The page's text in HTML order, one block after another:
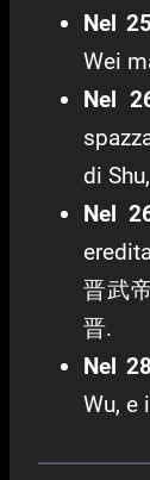
Nel
Wei
Nel
di
Nel
晋武
晋.
Nel
Wu, e